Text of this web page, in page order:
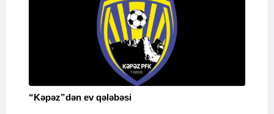
“Kəpəz”dən ev qələbəsi